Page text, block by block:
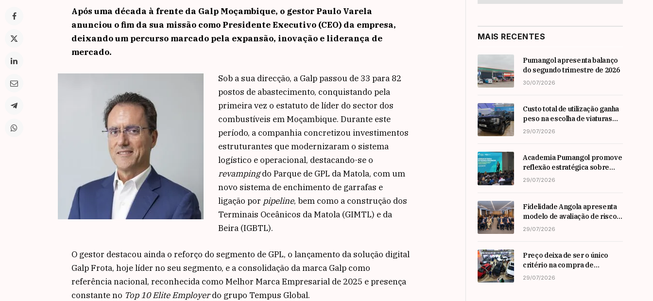
Após uma década à frente da Galp Moçambique, o gestor Paulo Varela
anunciou o fim da sua missão como Presidente Executivo (CEO) da empresa,
deixando um percurso marcado pela expansão, inovação e liderança de
mercado.
Sob a sua direcção, a Galp passou de 33 para 82
postos de abastecimento, conquistando pela
primeira vez o estatuto de líder do sector dos
combustíveis em Moçambique. Durante este
período, a companhia concretizou investimentos
estruturantes que modernizaram o sistema
logístico e operacional, destacando-se o
revampingdo Parque de GPL da Matola, com um
novo sistema de enchimento de garrafas e
ligação por pipeline, bem como a construção dos
Terminais Oceânicos da Matola (GIMTL) e da
Beira (IGBTL).
O gestor destacou ainda o reforço do segmento de GPL, o lançamento da solução digital
Galp Frota, hoje líder no seu segmento, e a consolidação da marca Galp como
referência nacional, reconhecida como Melhor Marca Empresarial de 2025 e presença
constante no Top 10 Elite Employerdo grupo Tempus Global.
MAIS RECENTES
Pumangol apresenta balanço
do segundo trimestre de 2026
30/07/2026
Custo total de utilização ganha
peso na escolha de viaturas
em angola
29/07/2026
Academia Pumangol promove
reflexão estratégica sobre
liderança e inovação com
29/07/2026
Fidelidade Angola apresenta
modelo de avaliação de risco
em Workshop da ARSEG
29/07/2026
Preço deixa de ser o único
critério na compra de
automóveis em angola
29/07/2026